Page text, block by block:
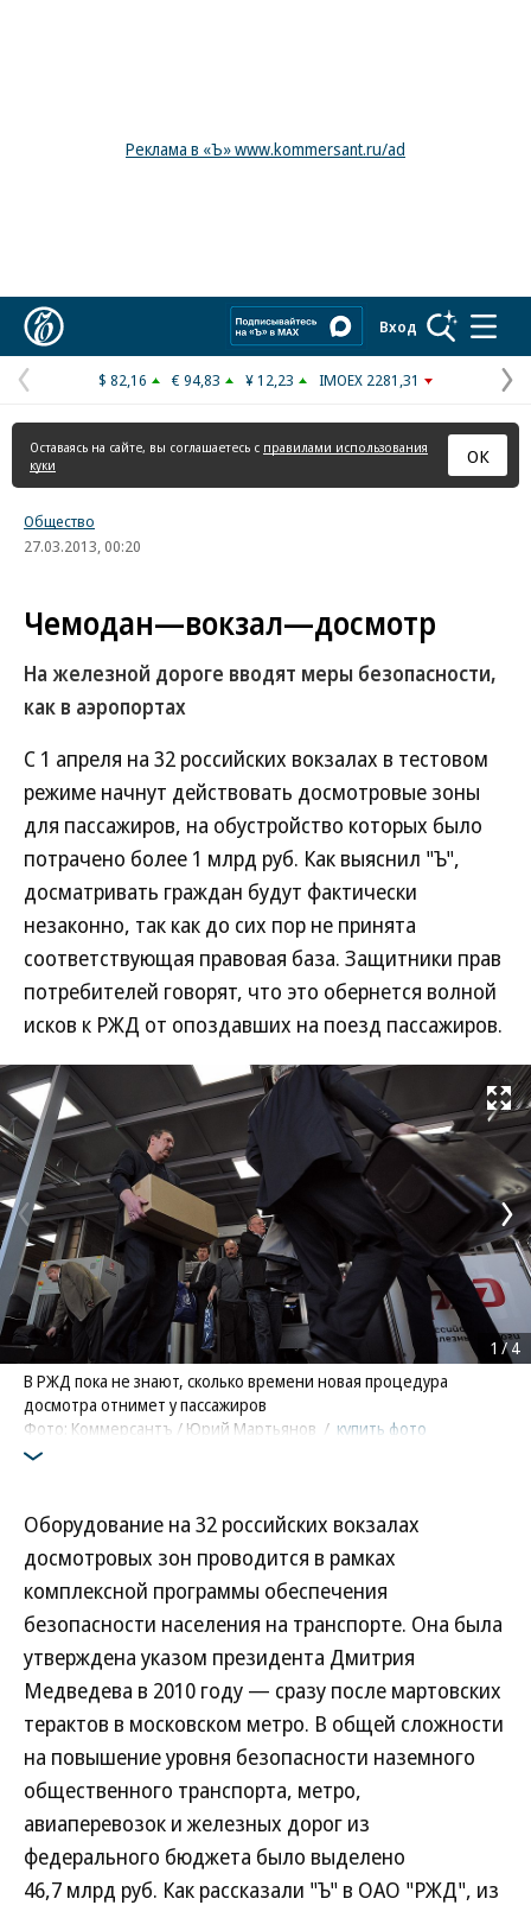
Реклама в «Ъ» www.kommersant.ru/ad
Вход
Предыдущая
страница
$ 82,16 € 94,83 ¥ 12,23 IMOEX 2281,31
Оставаясь на сайте, вы соглашаетесь с правилами использования
куки
ОК
Общество
27.03.2013, 00:20
Чемодан—вокзал—досмотр
На железной дороге вводят меры безопасности,
как в аэропортах
С 1 апреля на 32 российских вокзалах в тестовом
режиме начнут действовать досмотровые зоны
для пассажиров, на обустройство которых было
потрачено более 1 млрд руб. Как выяснил "Ъ",
досматривать граждан будут фактически
незаконно, так как до сих пор не принята
соответствующая правовая база. Защитники прав
потребителей говорят, что это обернется волной
исков к РЖД от опоздавших на поезд пассажиров.
Развернуть
В РЖД пока не знают, сколько времени новая процедура
досмотра отнимет у пассажиров
Фото: Коммерсантъ / Юрий Мартьянов / купить фото
1 /4
Оборудование на 32 российских вокзалах
досмотровых зон проводится в рамках
комплексной программы обеспечения
безопасности населения на транспорте. Она была
утверждена указом президента Дмитрия
Медведева в 2010 году — сразу после мартовских
терактов в московском метро. В общей сложности
на повышение уровня безопасности наземного
общественного транспорта, метро,
авиаперевозок и железных дорог из
федерального бюджета было выделено
46,7 млрд руб. Как рассказали "Ъ" в ОАО "РЖД", из